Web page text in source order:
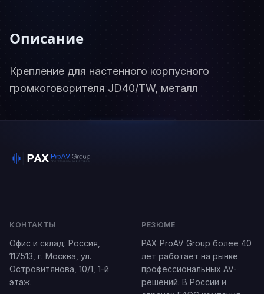
Описание
Крепление для настенного корпусного
громкоговорителя JD40/ТW, металл
КОНТАКТЫ
Офис и склад: Россия
117513, г. Москва ул.
Островитянова, 10/1 , 1-й
этаж.
РЕЗЮМЕ
PAX ProAV Group более 40
лет работает на рынке
профессиональных AV-
решений. В России и